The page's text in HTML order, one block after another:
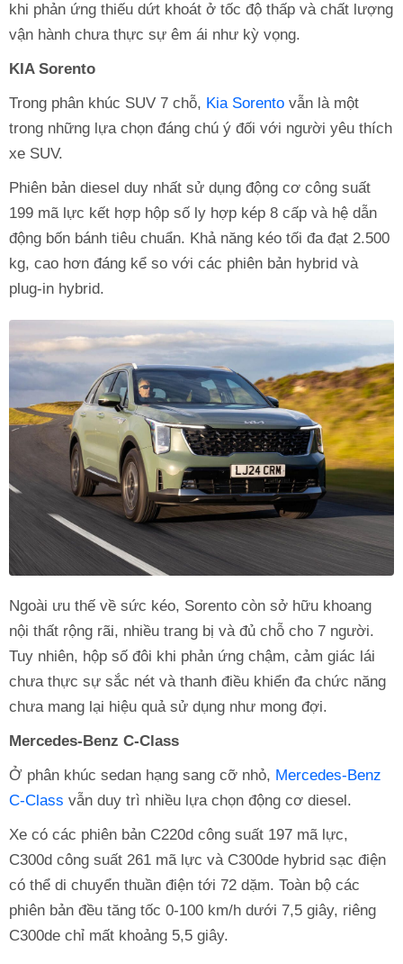
khi phản ứng thiếu dứt khoát ở tốc độ thấp và chất lượng
vận hành chưa thực sự êm ái như kỳ vọng.
KIA Sorento
Trong phân khúc SUV 7 chỗ, Kia Sorento vẫn là một
trong những lựa chọn đáng chú ý đối với người yêu thích
xe SUV.
Phiên bản diesel duy nhất sử dụng động cơ công suất
199 mã lực kết hợp hộp số ly hợp kép 8 cấp và hệ dẫn
động bốn bánh tiêu chuẩn. Khả năng kéo tối đa đạt 2.500
kg, cao hơn đáng kể so với các phiên bản hybrid và
plug-in hybrid.
Ngoài ưu thế về sức kéo, Sorento còn sở hữu khoang
nội thất rộng rãi, nhiều trang bị và đủ chỗ cho 7 người.
Tuy nhiên, hộp số đôi khi phản ứng chậm, cảm giác lái
chưa thực sự sắc nét và thanh điều khiển đa chức năng
chưa mang lại hiệu quả sử dụng như mong đợi.
Mercedes-Benz C-Class
Ở phân khúc sedan hạng sang cỡ nhỏ, Mercedes-Benz
C-Class vẫn duy trì nhiều lựa chọn động cơ diesel.
Xe có các phiên bản C220d công suất 197 mã lực,
C300d công suất 261 mã lực và C300de hybrid sạc điện
có thể di chuyển thuần điện tới 72 dặm. Toàn bộ các
phiên bản đều tăng tốc 0-100 km/h dưới 7,5 giây, riêng
C300de chỉ mất khoảng 5,5 giây.